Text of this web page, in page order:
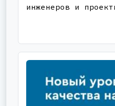
инженеров и